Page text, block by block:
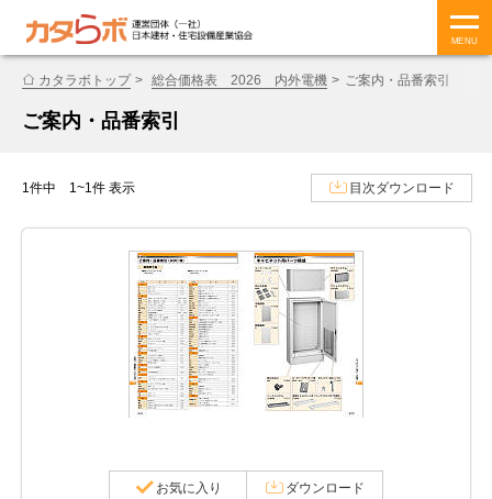
MENU
カタラボトップ 総合価格表 2026 内外電機 ご案内・品番索引
ご案内・品番索引
1件中 1~1件 表示 目次ダウンロード
お気に入り ダウンロード